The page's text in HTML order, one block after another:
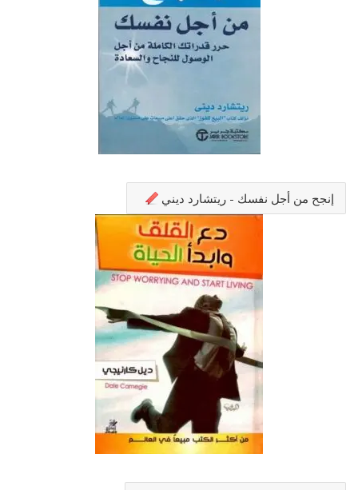
إنجح من أجل نفسك - ريتشارد ديني